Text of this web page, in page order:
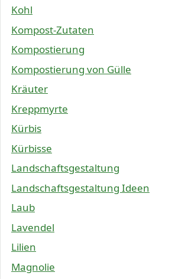
Kohl
Kompost-Zutaten
Kompostierung
Kompostierung von Gülle
Kräuter
Kreppmyrte
Kürbis
Kürbisse
Landschaftsgestaltung
Landschaftsgestaltung Ideen
Laub
Lavendel
Lilien
Magnolie